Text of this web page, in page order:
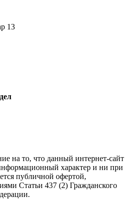
13
на то, что данный интернет-сайт
характер и ни при
публичной офертой,
Статьи 437 (2) Гражданского